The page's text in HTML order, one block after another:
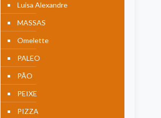
Luisa Alexandre
MASSAS
Omelette
PALEO
PÃO
PEIXE
PIZZA